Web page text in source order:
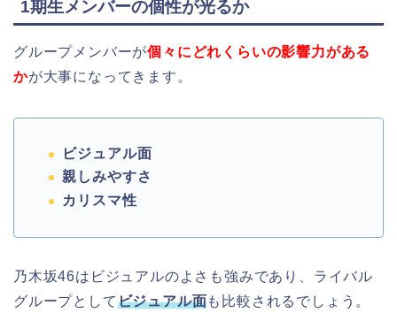
1期生メンバーの個性が光るか
グループメンバーが個々にどれくらいの影響力がある
かが大事になってきます。
ビジュアル面
親しみやすさ
カリスマ性
乃木坂46はビジュアルのよさも強みであり、ライバル
グループとしてビジュアル面も比較されるでしょう。